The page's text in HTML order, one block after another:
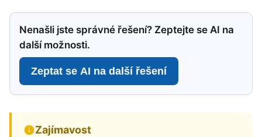
Nenašli jste správné řešení? Zeptejte se AI na
další možnosti.
Zeptat se AI na další řešení
Zajímavost